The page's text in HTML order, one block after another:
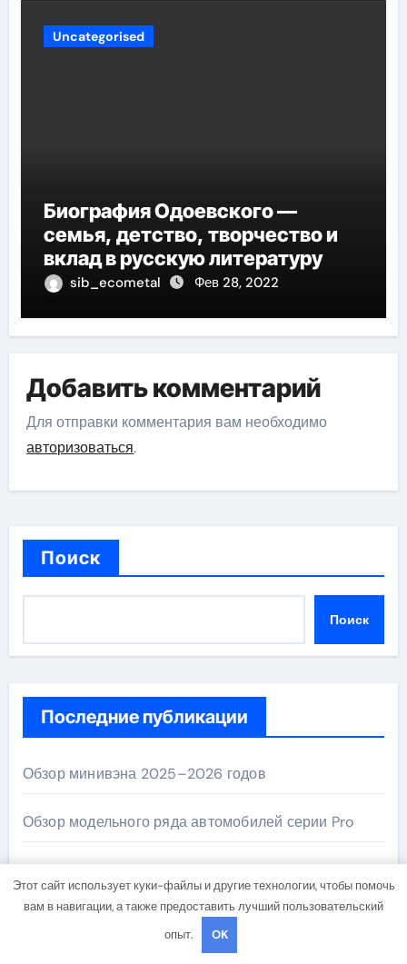
Uncategorised
Биография Одоевского —
семья, детство, творчество и
вклад в русскую литературу
sib_ecometal Фев 28, 2022
Добавить комментарий
Для отправки комментария вам необходимо
авторизоваться.
Поиск
Поиск
Последние публикации
Обзор минивэна 2025–2026 годов
Обзор модельного ряда автомобилей серии Pro
Ключевые особенности технического
обслуживания BMW
Виды материалов для ногтевого сервиса,
наращивания ресниц и депиляции
Этот сайт использует куки-файлы и другие технологии, чтобы помочь
вам в навигации, а также предоставить лучший пользовательский
опыт.
OK